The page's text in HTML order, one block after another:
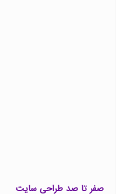
صفر تا صد طراحی سایت